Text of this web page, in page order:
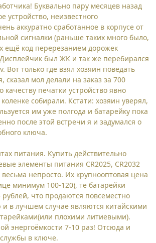
Буквально пару месяцев назад
устройство, неизвестного
аккуратно сработанное в корпусе от
сигналки (раньше таких много было,
ещё код перерезанием дорожек
Дисплейчик был ЖК и так же перебирался
Вот только где взял хозяин поведать
сказал мол делали на заказ за 700
качеству печатки устройство явно
собирали. Кстати: хозяин уверял,
им уже полгода и батарейку пока
после этой встречи я и задумался о
ключа.
питания. Купить действительно
элементы питания CR2025, CR2032
непросто. Их крупнооптовая цена
минимум 100-120), те батарейки
что продаются повсеместно
и в лучшем случае являются китайскими
плохими литиевыми).
энергоёмкости 7-10 раз! Отсюда и
в ключе.